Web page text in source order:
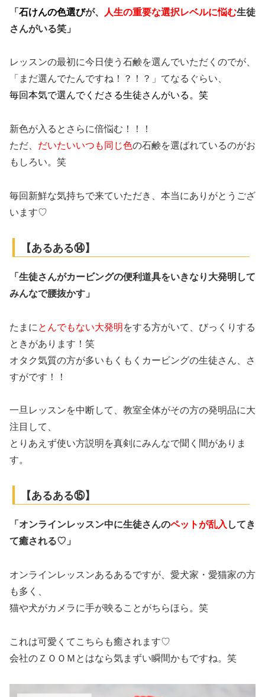
「 石けんの色選びが、 人生の重要な選択レベルに悩む生徒
さんがいる笑」
レッスンの最初に今日使う石鹸を選んでいただくのでが、
「まだ選んでたんですね！？！？」てなるぐらい、
毎回本気で選んでくださる生徒さんがいる。笑
新色が入るとさらに倍悩む！！！
ただ、 だいたいいつも同じ色の石鹸を選ばれているのがお
もしろい。笑
毎回新鮮な気持ちで来ていただき、本当にありがとうござ
います♡
【あるある⑭】
「生徒さんがカービングの便利道具をいきなり大発明して
みんなで腰抜かす」
たまに とんでもない大発明 をする方がいて、びっくりする
ときがあります！笑
オタク気質の方が多いもくもくカービングの生徒さん、さ
すがです！！
一旦レッスンを中断して、教室全体がその方の発明品に大
注目して、
とりあえず使い方説明を真剣にみんなで聞く間がありま
す。
【あるある⑮】
「オンラインレッスン中に生徒さんのペットが乱入 してき
て癒される♡」
オンラインレッスンあるあるですが、愛犬家・愛猫家の方
も多く、
猫や犬がカメラに手が映ることがちらほら。笑
これは可愛くてこちらも癒されます♡
会社のＺＯＯＭとはなら気まずい瞬間かもですね。笑